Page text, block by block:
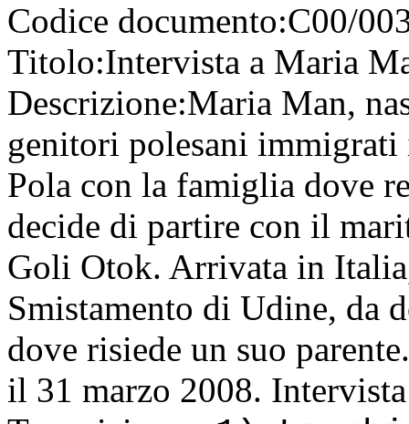
Codice documento:C00/
Titolo:Intervista a Maria
Descrizione:Maria Man,
genitori polesani
Pola con la famiglia dove
decide di partire con il
Goli Otok. Arrivata in
Smistamento di Udine, da
dove risiede un suo
il 31 marzo 2008.